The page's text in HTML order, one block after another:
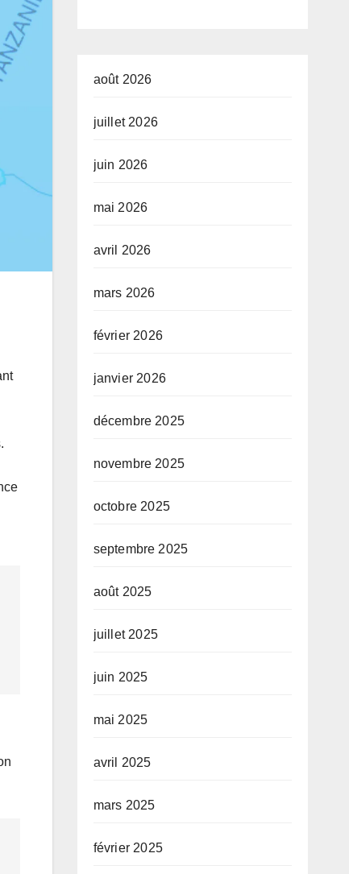
que
devra
corruption »
août 2026
juillet 2026
juin 2026
mai 2026
avril 2026
mars 2026
février 2026
janvier 2026
décembre 2025
novembre 2025
octobre 2025
septembre 2025
août 2025
juillet 2025
juin 2025
mai 2025
avril 2025
mars 2025
février 2025